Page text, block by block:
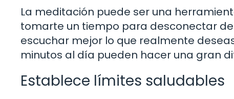
La meditación puede ser una
tomarte un tiempo para desconectar
escuchar mejor lo que realmente
minutos al día pueden hacer una gran
Establece límites saludables